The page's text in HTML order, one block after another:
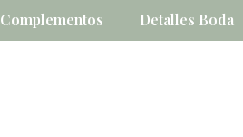
Complementos Detalles Boda